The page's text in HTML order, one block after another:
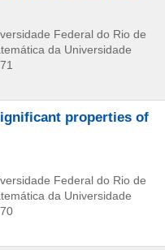
Federal do Rio de
da Universidade
properties of
Federal do Rio de
da Universidade